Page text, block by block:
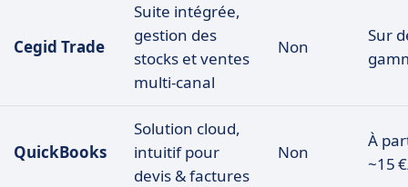
Cegid Trade
Suite intégrée,
gestion des
stocks et ventes
multi-canal
Non
Sur
QuickBooks
Solution cloud,
intuitif pour
devis & factures
Non
À
~15